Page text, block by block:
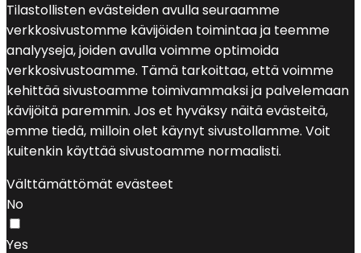
Tilastollisten evästeiden avulla seuraamme
verkkosivustomme kävijöiden toimintaa ja teemme
analyyseja, joiden avulla voimme optimoida
verkkosivustoamme. Tämä tarkoittaa, että voimme
kehittää sivustoamme toimivammaksi ja palvelemaan
kävijöitä paremmin. Jos et hyväksy näitä evästeitä,
emme tiedä, milloin olet käynyt sivustollamme. Voit
kuitenkin käyttää sivustoamme normaalisti.
Välttämättömät evästeet
No
Yes